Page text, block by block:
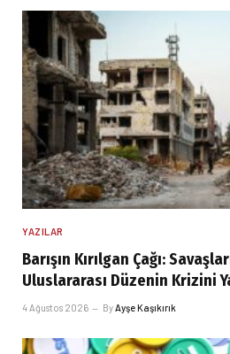
YAZILAR
Barışın Kırılgan Çağı:
Uluslararası Düzenin Krizini
4 Ağustos 2026 ByAyşe Kaşıkırık